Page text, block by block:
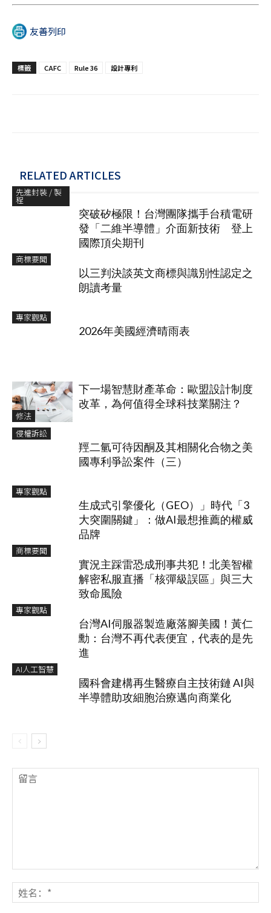
友善列印
標籤 CAFC Rule 36 設計專利
RELATED ARTICLES
先進封裝 / 製
程
突破矽極限！台灣團隊攜手台積電研
發「二維半導體」介面新技術 登上
國際頂尖期刊
商標要聞
以三判決談英文商標與識別性認定之
朗讀考量
專家觀點
2026年美國經濟晴雨表
修法
下一場智慧財產革命：歐盟設計制度
改革，為何值得全球科技業關注？
侵權訴訟
羥二氫可待因酮及其相關化合物之美
國專利爭訟案件（三）
專家觀點
生成式引擎優化（GEO）」時代「3
大突圍關鍵」：做AI最想推薦的權威
品牌
商標要聞
實況主踩雷恐成刑事共犯！北美智權
解密私服直播「核彈級誤區」與三大
致命風險
專家觀點
台灣AI伺服器製造廠落腳美國！黃仁
勳：台灣不再代表便宜，代表的是先
進
AI人工智慧
國科會建構再生醫療自主技術鏈 AI與
半導體助攻細胞治療邁向商業化